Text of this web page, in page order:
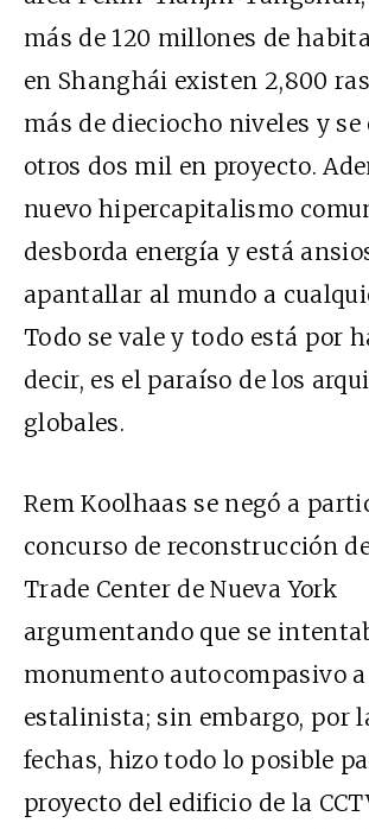
más de 120 millones de
en Shanghái existen 2,800
más de dieciocho niveles y
otros dos mil en proyecto.
nuevo hipercapitalismo
desborda energía y está
apantallar al mundo a
Todo se vale y todo está por
decir, es el paraíso de los
globales.
Rem Koolhaas se negó a
concurso de reconstrucción
Trade Center de Nueva York
argumentando que se
monumento autocompasivo a
estalinista; sin embargo, por
fechas, hizo todo lo posible
proyecto del edificio de la